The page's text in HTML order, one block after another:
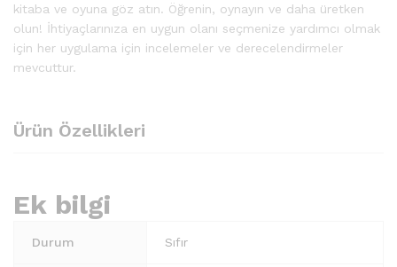
kitaba ve oyuna göz atın. Öğrenin, oynayın ve daha üretken
olun! İhtiyaçlarınıza en uygun olanı seçmenize yardımcı olmak
için her uygulama için incelemeler ve derecelendirmeler
mevcuttur.
Ürün Özellikleri
Ek bilgi
Durum Sıfır